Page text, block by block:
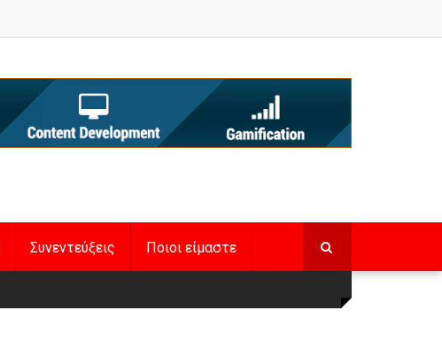
Συνεντεύξεις Ποιοι είμαστε